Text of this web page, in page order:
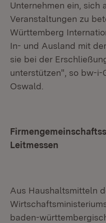
Unternehmen ein, sich
Veranstaltungen zu
Württemberg
In- und Ausland mit
sie bei der
unterstützen", so bw-i-
Oswald.
Leitmessen
Aus Haushaltsmitteln
baden-